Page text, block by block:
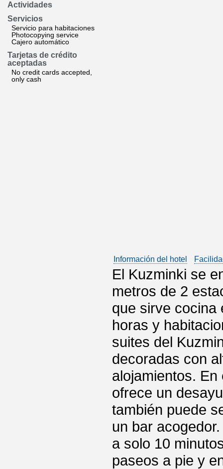
Actividades
Servicios
Servicio para habitaciones
Photocopying service
Cajero automático
Tarjetas de crédito
aceptadas
No credit cards accepted,
only cash
Información del hotel
El Kuzminki se
metros de 2
que sirve cocina
horas y
suites del
decoradas con
alojamientos.
ofrece un
también puede
un bar
a solo 10
paseos a pie y